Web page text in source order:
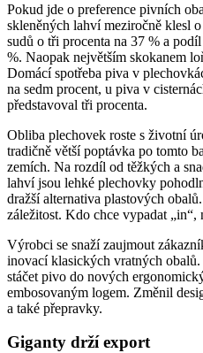
Pokud jde o preference pivních
skleněných lahví meziročně klesl
sudů o tři procenta na 37 % a
%. Naopak největším skokanem
Domácí spotřeba piva v
na sedm procent, u piva v
představoval tři procenta.
Obliba plechovek roste s životní
tradičně větší poptávka po tomto
zemích. Na rozdíl od těžkých a
lahví jsou lehké plechovky
dražší alternativa plastových
záležitost. Kdo chce vypadat
Výrobci se snaží zaujmout
inovací klasických vratných
stáčet pivo do nových
embosovaným logem. Změnil
a také přepravky.
Giganty drží export